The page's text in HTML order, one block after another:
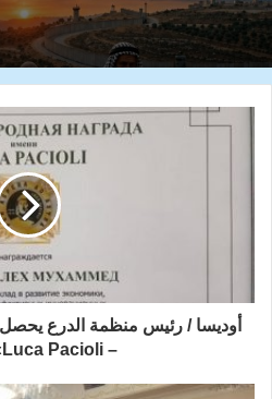
أوديسا / رئيس منظمة الدرع
– Luca Pacioli» الدولية